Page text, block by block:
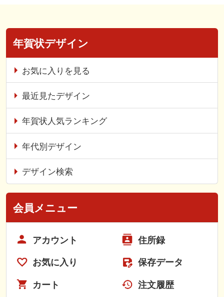
年賀状デザイン
お気に入りを見る
最近見たデザイン
年賀状人気ランキング
年代別デザイン
デザイン検索
会員メニュー
アカウント 住所録
お気に入り 保存データ
カート 注文履歴